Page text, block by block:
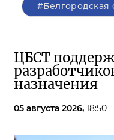
#Белгородская
ЦБСТ
назначения
05 августа 2026, 18:50